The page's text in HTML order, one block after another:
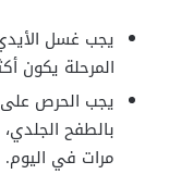
يجب غسل
المرحلة يكون
يجب الحرص على
مرات في اليوم.